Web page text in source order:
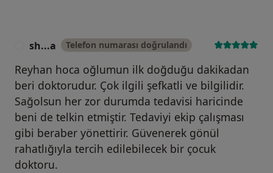
sh...a Telefon numarası doğrulandı
Reyhan hoca oğlumun ilk doğduğu dakikadan
beri doktorudur. Çok ilgili şefkatli ve bilgilidir.
Sağolsun her zor durumda tedavisi haricinde
beni de telkin etmiştir. Tedaviyi ekip çalışması
gibi beraber yönettirir. Güvenerek gönül
rahatlığıyla tercih edilebilecek bir çocuk
doktoru.